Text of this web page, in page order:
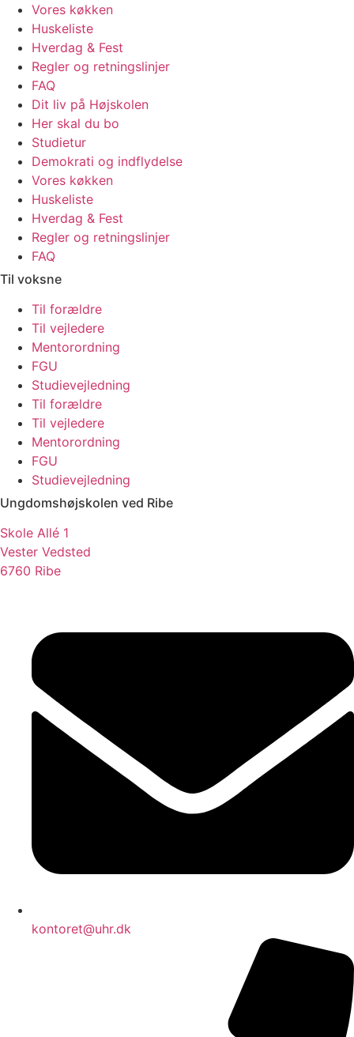
Vores køkken
Huskeliste
Hverdag & Fest
Regler og retningslinjer
FAQ
Dit liv på Højskolen
Her skal du bo
Studietur
Demokrati og indflydelse
Vores køkken
Huskeliste
Hverdag & Fest
Regler og retningslinjer
FAQ
Til voksne
Til forældre
Til vejledere
Mentorordning
FGU
Studievejledning
Til forældre
Til vejledere
Mentorordning
FGU
Studievejledning
Ungdomshøjskolen ved Ribe
Skole Allé 1
Vester Vedsted
6760 Ribe
kontoret@uhr.dk